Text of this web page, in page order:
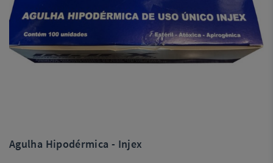
Agulha Hipodérmica - Injex